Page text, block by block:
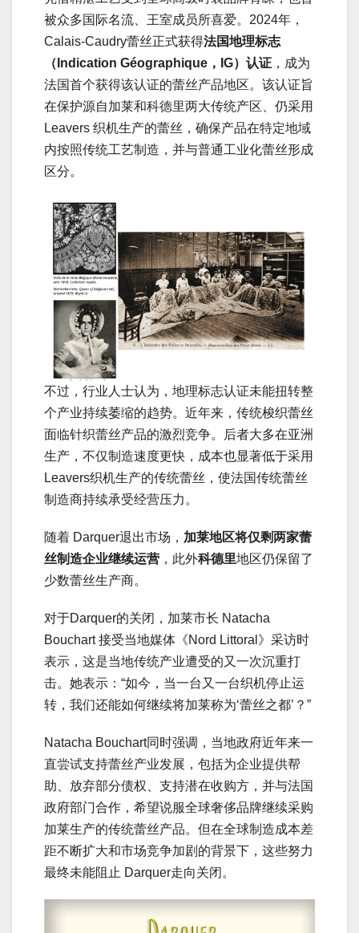
被众多国际名流、王室成员所喜爱。2024年，
Calais-Caudry蕾丝正式获得法国地理标志
（Indication Géographique，IG）认证 ，成为
法国首个获得该认证的蕾丝产品地区。该认证旨
在保护源自加莱和科德里两大传统产区、仍采用
Leavers 织机生产的蕾丝，确保产品在特定地域
内按照传统工艺制造，并与普通工业化蕾丝形成
区分。
不过，行业人士认为，地理标志认证未能扭转整
个产业持续萎缩的趋势。近年来，传统梭织蕾丝
面临针织蕾丝产品的激烈竞争。后者大多在亚洲
生产，不仅制造速度更快，成本也显著低于采用
Leavers织机生产的传统蕾丝，使法国传统蕾丝
制造商持续承受经营压力。
随着 Darquer退出市场， 加莱地区将仅剩两家蕾
丝制造企业继续运营 ，此外科德里地区仍保留了
少数蕾丝生产商。
对于Darquer的关闭，加莱市长 Natacha
Bouchart 接受当地媒体《Nord Littoral》采访时
表示，这是当地传统产业遭受的又一次沉重打
击。她表示：“如今，当一台又一台织机停止运
转，我们还能如何继续将加莱称为‘蕾丝之都’？”
Natacha Bouchart同时强调，当地政府近年来一
直尝试支持蕾丝产业发展，包括为企业提供帮
助、放弃部分债权、支持潜在收购方，并与法国
政府部门合作，希望说服全球奢侈品牌继续采购
加莱生产的传统蕾丝产品。但在全球制造成本差
距不断扩大和市场竞争加剧的背景下，这些努力
最终未能阻止 Darquer走向关闭。